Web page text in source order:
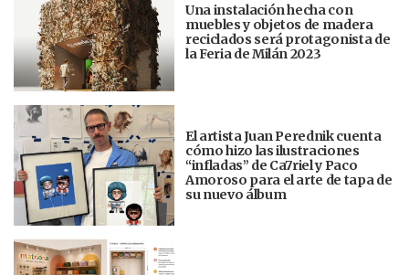
Una instalación hecha con
muebles y objetos de madera
reciclados será protagonista de
la Feria de Milán 2023
El artista Juan Perednik cuenta
cómo hizo las ilustraciones
“infladas” de Ca7riel y Paco
Amoroso para el arte de tapa de
su nuevo álbum